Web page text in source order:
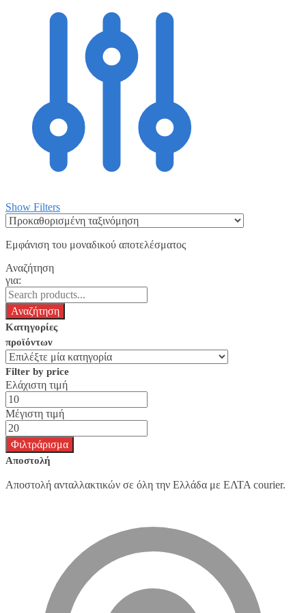
Show Filters
Εμφάνιση του μοναδικού αποτελέσματος
Αναζήτηση
για:
Κατηγορίες
προϊόντων
Filter by price
Ελάχιστη τιμή
Μέγιστη τιμή
Φιλτράρισμα
Αποστολή
Αποστολή ανταλλακτικών σε όλη την Ελλάδα με ΕΛΤΑ courier.